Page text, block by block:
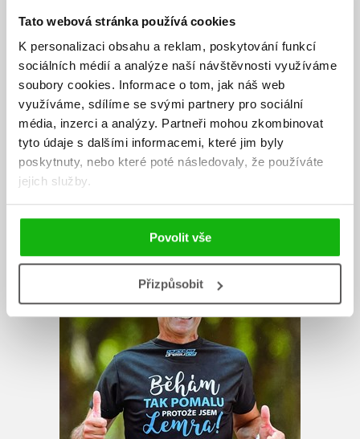
Tato webová stránka používá cookies
K personalizaci obsahu a reklam, poskytování funkcí
sociálních médií a analýze naší návštěvnosti využíváme
soubory cookies. Informace o tom, jak náš web
využíváme, sdílíme se svými partnery pro sociální
média, inzerci a analýzy. Partneři mohou zkombinovat
tyto údaje s dalšími informacemi, které jim byly
poskytnuty, nebo které poté následovaly, že používáte
jejich služby.
Povolit vše
Přizpůsobit
1960), ale rozhodně netráví druhou polovinu života v bačkorách u
televizních seriálů. Bývalá bankovní manažerka se po pracovní i
životní krizi po padesátce znovu vdala a jako osobní trenérka a
výživová poradkyně se teď věnuje svým klientkám a celoživotním
koníčkům, kterými jsou fitness a zdravé stravování. Miluje svou rodinu
a tři chrty a neumí si představit život bez pohybu, přírody, smíchu,
knih, dobrého jídla a hlavně lásky.
Zobrazit profil autora